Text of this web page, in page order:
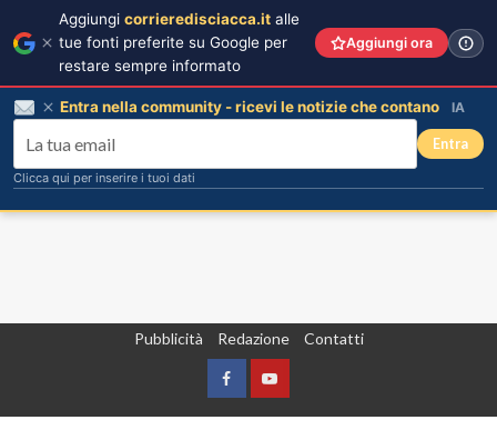
Pubblicità Redazione Contatti
FacebookYountube
Aggiungi corrieredisciacca.it alle
tue fonti preferite su Google per
restare sempre informato
Aggiungi ora
Entra nella community - ricevi le notizie che contano IA
Entra
Clicca qui per inserire i tuoi dati